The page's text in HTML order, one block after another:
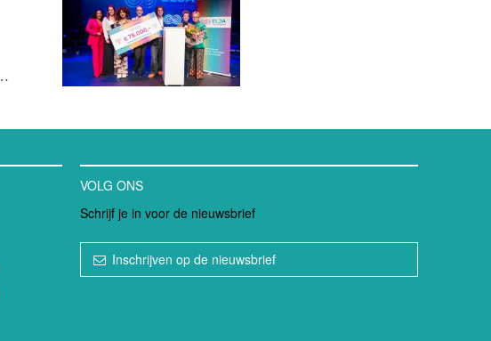
VOLG ONS
Schrijf je in voor de nieuwsbrief
Inschrijven op de nieuwsbrief